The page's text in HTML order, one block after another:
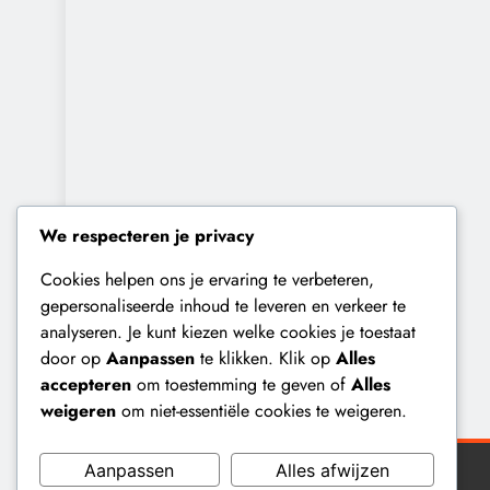
We respecteren je privacy
Cookies helpen ons je ervaring te verbeteren,
gepersonaliseerde inhoud te leveren en verkeer te
analyseren. Je kunt kiezen welke cookies je toestaat
door op Aanpassen te klikken. Klik op Alles
accepteren om toestemming te geven of Alles
weigeren om niet-essentiële cookies te weigeren.
Aanpassen Alles afwijzen